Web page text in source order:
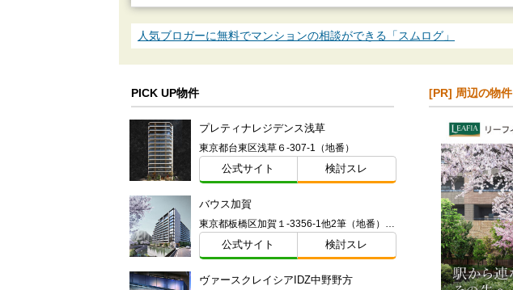
人気ブロガーに無料でマンションの相談ができる「スムログ」
PICK UP物件
プレティナレジデンス浅草
東京都台東区浅草６-307-1（地番）
公式サイト 検討スレ
バウス加賀
公式サイト 検討スレ
ヴァースクレイシアIDZ中野野方
[PR] 周辺の物件